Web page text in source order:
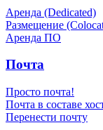
Аренда (Dedicated)
Размещение
Аренда ПО
Почта
Просто почта!
Почта в составе
Перенести почту